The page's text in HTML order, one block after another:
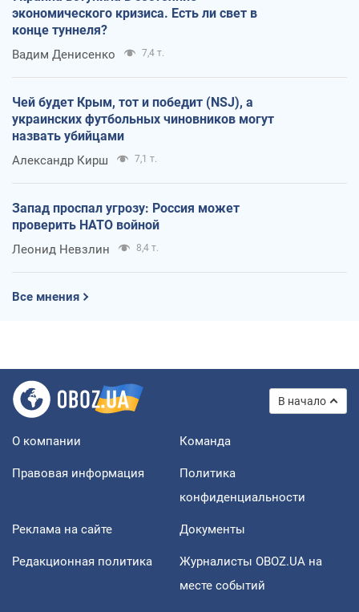
экономического кризиса. Есть ли свет в
конце туннеля?
Вадим Денисенко 7,4 т.
Чей будет Крым, тот и победит (NSJ), а
украинских футбольных чиновников могут
назвать убийцами
Александр Кирш 7,1 т.
Запад проспал угрозу: Россия может
проверить НАТО войной
Леонид Невзлин 8,4 т.
Все мнения
В начало
О компании Команда
Правовая информация
Политика
конфиденциальности
Реклама на сайте Документы
Редакционная политика
Журналисты OBOZ.UA на
месте событий